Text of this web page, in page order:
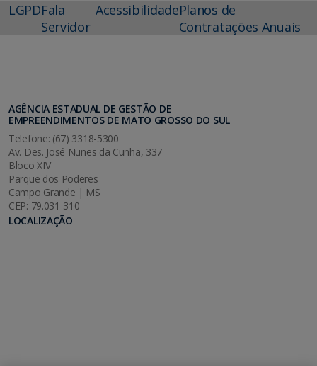
LGPDFala
Servidor
AcessibilidadePlanos de
Contratações Anuais
AGÊNCIA ESTADUAL DE GESTÃO DE
EMPREENDIMENTOS DE MATO GROSSO DO SUL
Telefone: (67) 3318-5300
Av. Des. José Nunes da Cunha, 337
Bloco XIV
Parque dos Poderes
Campo Grande | MS
CEP: 79.031-310
LOCALIZAÇÃO